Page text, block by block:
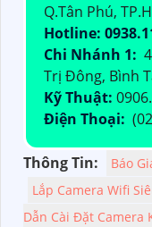
Q.Tân Phú,
Hotline:
Chi Nhánh 1:
Trị Đông, Bình
Kỹ Thuật:
Điện Thoại:
Thông Tin:
Báo
Lắp Camera Wifi
Dẫn Cài Đặt Camera